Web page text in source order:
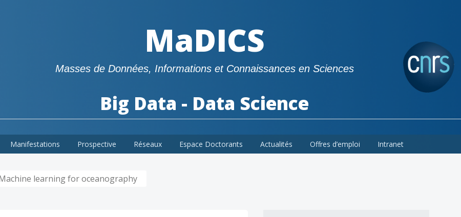
MaDICS
Masses de Données, Informations et Connaissances en Sciences
Big Data - Data Science
Manifestations Prospective Réseaux Espace Doctorants Actualités Offres d’emploi Intranet
learning for oceanography